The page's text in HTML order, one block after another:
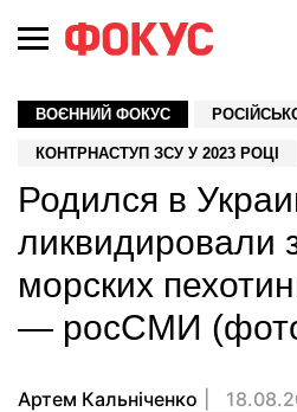
ВОЄННИЙ ФОКУС
КОНТРНАСТУП ЗСУ У 2023 РОЦІ
Родился в
ликвидировали
морских
— росСМИ
Артем Кальніченко